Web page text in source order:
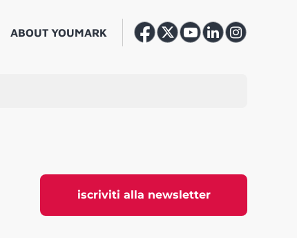
ABOUT YOUMARK
iscriviti alla newsletter